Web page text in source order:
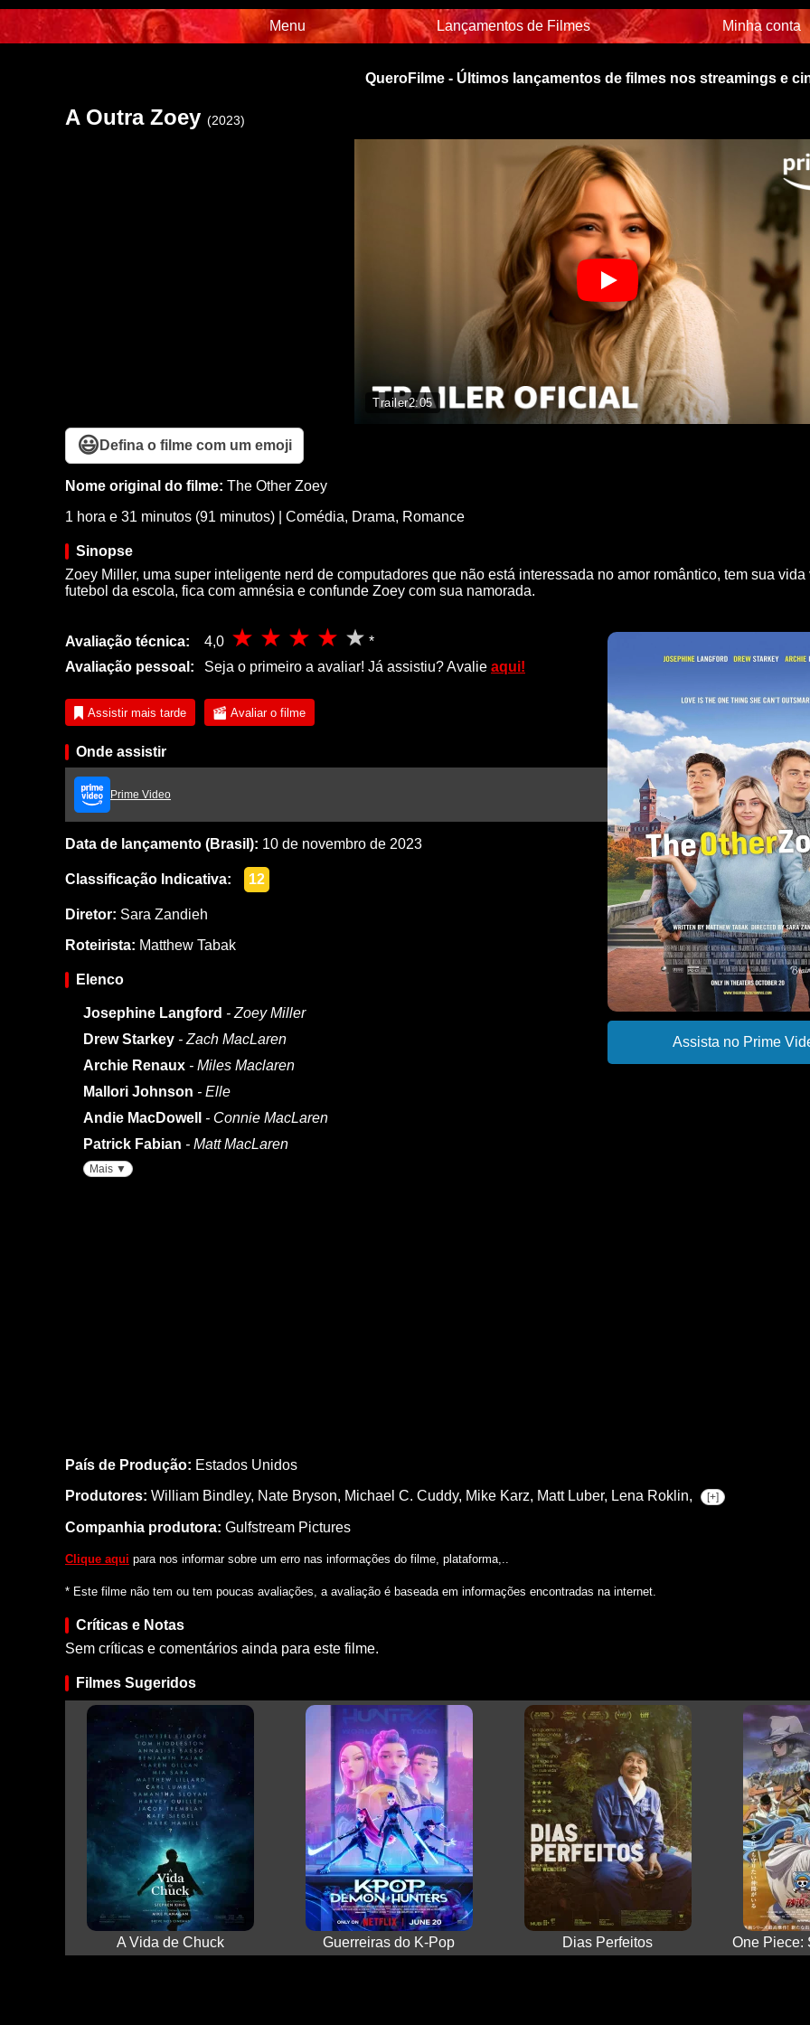
Menu Lançamentos de Filmes Minha conta
QueroFilme - Últimos lançamentos de filmes nos streamings e
A Outra Zoey (2023)
Trailer2:05
😃 Defina o filme com um emoji
Nome original do filme: The Other Zoey
1 hora e 31 minutos (91 minutos)
Comédia, Drama, Romance
Sinopse
Zoey Miller, uma super inteligente nerd de computadores que não está interessada no amor romântico, tem sua
futebol da escola, fica com amnésia e confunde Zoey com sua namorada.
Avaliação técnica: 4,0
*
Avaliação pessoal:
Seja o primeiro a avaliar! Já assistiu? Avalie aqui!
Assistir mais tarde Avaliar o filme
Onde assistir
Prime Video
Data de lançamento (Brasil): 10 de novembro de 2023
Classificação Indicativa: 12
Diretor: Sara Zandieh
Roteirista: Matthew Tabak
Elenco
Josephine Langford - Zoey Miller
Drew Starkey - Zach MacLaren
Archie Renaux - Miles Maclaren
Mallori Johnson - Elle
Andie MacDowell
- Connie MacLaren
Patrick Fabian - Matt MacLaren
Mais ▼
Assista no Prime
País de Produção: Estados Unidos
Produtores: William Bindley, Nate Bryson, Michael C. Cuddy, Mike Karz, Matt Luber, Lena Roklin, [+]
Companhia produtora: Gulfstream Pictures
Clique aqui para nos informar sobre um erro nas informações do filme, plataforma,..
* Este filme não tem ou tem poucas avaliações, a avaliação é baseada em informações encontradas na internet.
Críticas e Notas
Sem críticas e comentários ainda para este filme.
Filmes Sugeridos
A Vida de Chuck Guerreiras do K-Pop Dias Perfeitos One Piece: